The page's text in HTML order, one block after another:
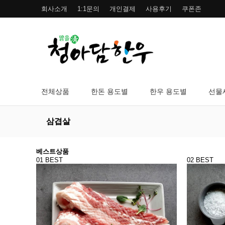
회사소개 1:1문의 개인결제 사용후기 쿠폰존
전체상품 한돈 용도별 한우 용도별 선물
삼겹살
베스트상품
01 BEST 02 BEST